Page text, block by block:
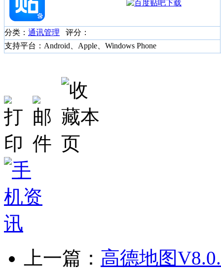
分类： 通讯管理 评分：
支持平台：Android、Apple、Windows Phone
上一篇： 高德地图